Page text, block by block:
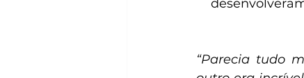
“Parecia tudo